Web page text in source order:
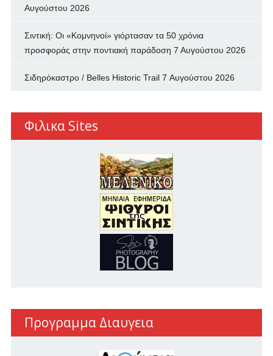
Αυγούστου 2026
Σιντική: Οι «Κομνηνοί» γιόρτασαν τα 50 χρόνια
προσφοράς στην ποντιακή παράδοση 7 Αυγούστου 2026
Σιδηρόκαστρο / Belles Historic Trail 7 Αυγούστου 2026
Φιλικα Sites
Προγραμμα Διαυγεια